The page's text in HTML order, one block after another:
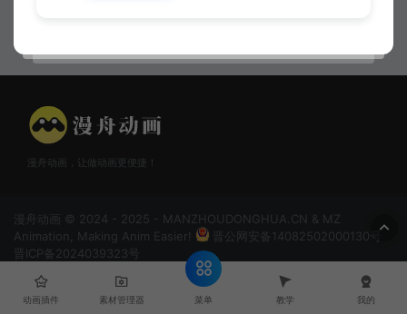
漫舟动画，让做动画更便捷！
漫舟动画 © 2024 - 2025 - MANZHOUDONGHUA.CN & MZ
Animation, Making Anim Easier!
晋公网安备14082502000130号
晋ICP备2024039323号
动画插件 素材管理器 菜单 教学 我的